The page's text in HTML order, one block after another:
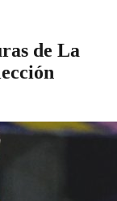
de La